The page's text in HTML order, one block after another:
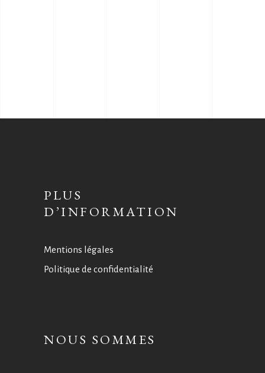
PLUS
D’INFORMATION
Mentions légales
Politique de confidentialité
NOUS SOMMES